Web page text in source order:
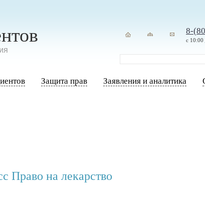
8-
с 10:00
Защита прав Заявления и аналитика
Право на лекарство